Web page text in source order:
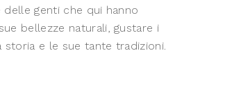
genti che qui hanno
bellezze naturali, gustare i
storia e le sue tante tradizioni.